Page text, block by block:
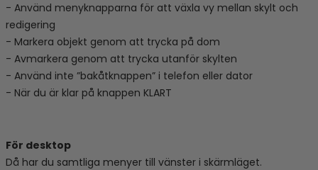
- Använd menyknapparna för att växla vy mellan skylt och
redigering
- Markera objekt genom att trycka på dom
- Avmarkera genom att trycka utanför skylten
- Använd inte ”bakåtknappen” i telefon eller dator
- När du är klar på knappen KLART
För desktop
Då har du samtliga menyer till vänster i skärmläget.